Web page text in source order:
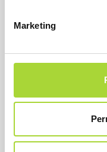
Marketing
Asociación Española de
28027 Madrid
Teléfono : +34 91 864 31 32